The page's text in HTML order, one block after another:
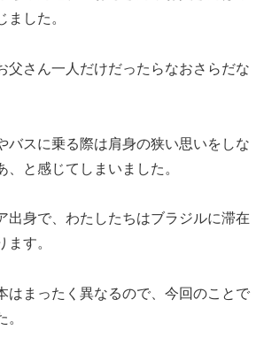
ました。
父さん一人だけだったらなおさらだな
バスに乗る際は肩身の狭い思いをしな
、と感じてしまいました。
出身で、わたしたちはブラジルに滞在
ます。
はまったく異なるので、今回のことで